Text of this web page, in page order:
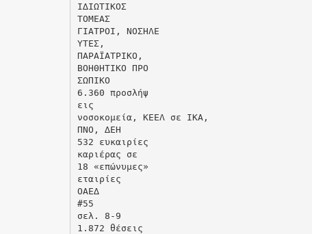
Ι∆ΙΩΤΙΚΟΣ
ΤΟΜΕΑΣ
ΓΙΑΤΡΟΙ, ΝΟΣΗΛΕ
ΥΤΕΣ,
ΠΑΡΑΪΑΤΡΙΚΟ,
ΒΟΗΘΗΤΙΚΟ ΠΡΟ
ΣΩΠΙΚΟ
6.360 προσλήψ
εις
νοσοκοµεία, ΚΕΕΛ σε ΙΚΑ,
ΠΝΟ, ∆ΕΗ
532 ευκαιρίες
καριέρας σε
18 «επώνυµες»
εταιρίες
OAE∆
#55
σελ. 8-9
1.872 θέσεις